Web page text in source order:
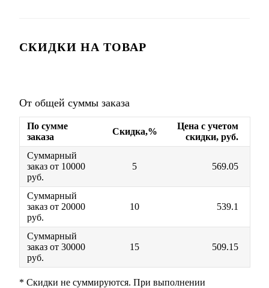
СКИДКИ НА ТОВАР
От общей суммы заказа
По сумме
заказа
Скидка,%
Цена с учетом
скидки, руб.
Суммарный
заказ от 10000
руб.
5 569.05
Суммарный
заказ от 20000
руб.
10 539.1
Суммарный
заказ от 30000
руб.
15 509.15
* Скидки не суммируются. При выполнении